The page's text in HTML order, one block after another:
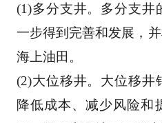
(1)多分支井。多分支井
一步得到完善和发展，
海上油田。
(2)大位移井。大位移井
降低成本、减少风险和